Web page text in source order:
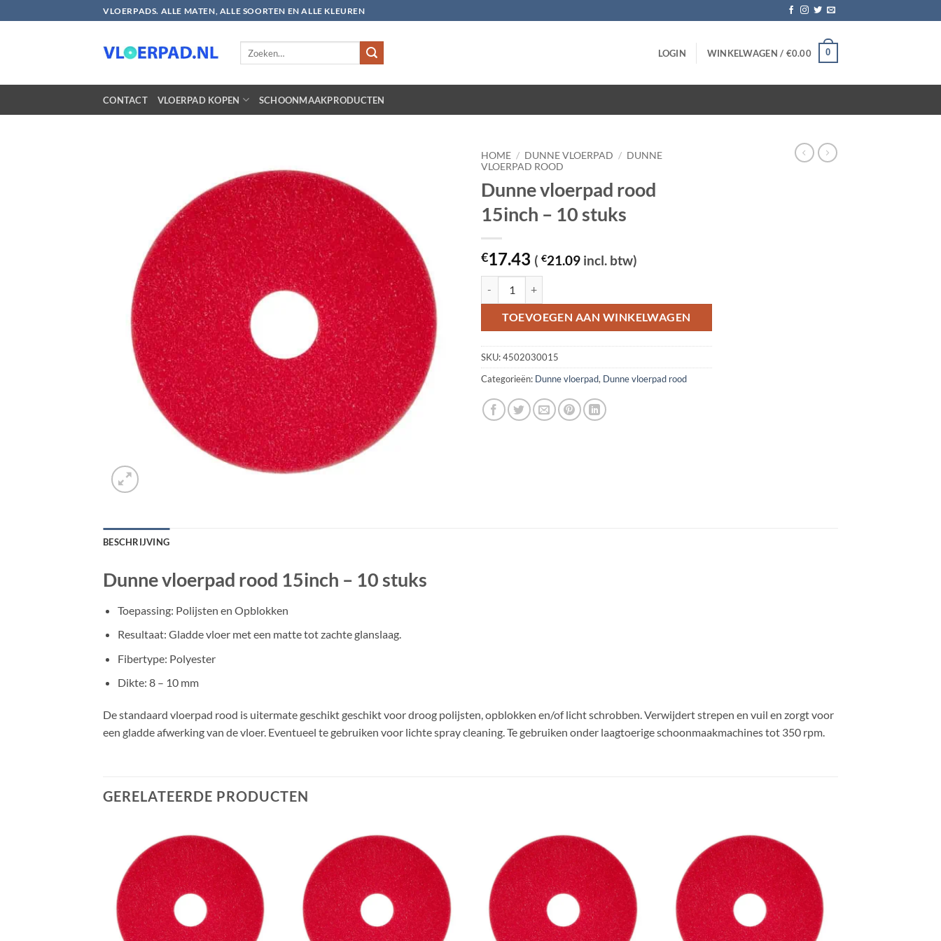
naar
VLOERPADS. ALLE MATEN, ALLE SOORTEN EN ALLE KLEUREN
LOGIN WINKELWAGEN / €0.00 0
CONTACT VLOERPAD KOPEN SCHOONMAAKPRODUCTEN
HOME / DUNNE VLOERPAD / DUNNE
VLOERPAD ROOD
Dunne vloerpad rood
15inch – 10 stuks
€17.43 ( €21.09 incl. btw)
TOEVOEGEN AAN WINKELWAGEN
SKU:4502030015
Categorieën: Dunne vloerpad, Dunne vloerpad rood
BESCHRIJVING
Dunne vloerpad rood 15inch – 10 stuks
Toepassing: Polijsten en Opblokken
Resultaat: Gladde vloer met een matte tot zachte glanslaag.
Fibertype: Polyester
Dikte: 8 – 10 mm
De standaard vloerpad rood is uitermate geschikt geschikt voor droog polijsten, opblokken en/of licht schrobben. Verwijdert strepen en vuil en zorgt voor
een gladde afwerking van de vloer. Eventueel te gebruiken voor lichte spray cleaning. Te gebruiken onder laagtoerige schoonmaakmachines tot 350 rpm.
GERELATEERDE PRODUCTEN